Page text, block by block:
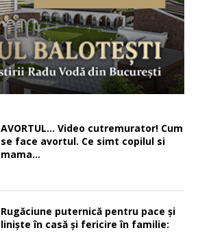
AVORTUL… Video cutremurator! Cum
se face avortul. Ce simt copilul si
mama…
Rugăciune puternică pentru pace şi
linişte în casă şi fericire în familie: